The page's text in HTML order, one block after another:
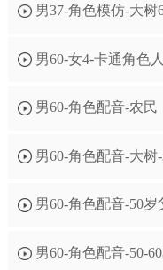
男37-角色模仿-大树
男60-女4-卡通角色
男60-角色配音-农民
男60-角色配音-大树
男60-角色配音-50
男60-角色配音-50-